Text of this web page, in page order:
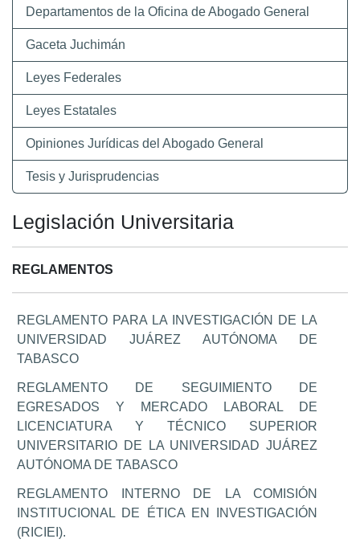
Departamentos de la Oficina de Abogado General
Gaceta Juchimán
Leyes Federales
Leyes Estatales
Opiniones Jurídicas del Abogado General
Tesis y Jurisprudencias
Legislación Universitaria
REGLAMENTOS
REGLAMENTO PARA LA INVESTIGACIÓN DE LA
UNIVERSIDAD JUÁREZ AUTÓNOMA DE
TABASCO
REGLAMENTO DE SEGUIMIENTO DE
EGRESADOS Y MERCADO LABORAL DE
LICENCIATURA Y TÉCNICO SUPERIOR
UNIVERSITARIO DE LA UNIVERSIDAD JUÁREZ
AUTÓNOMA DE TABASCO
REGLAMENTO INTERNO DE LA COMISIÓN
INSTITUCIONAL DE ÉTICA EN INVESTIGACIÓN
(RICIEI).